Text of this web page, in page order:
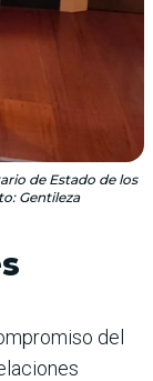
de Estado de los
Gentileza
del